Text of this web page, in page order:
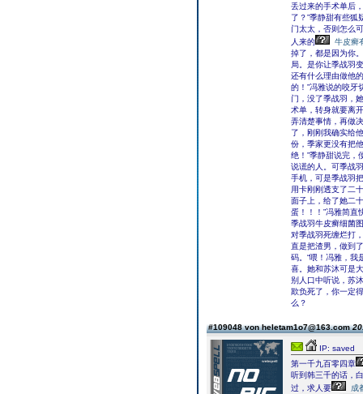
丢过来的手术单后
了？”季静甜有些
门太太，否则怎么
人来的
牛皮癣
掉了，都是因为你
局。是你让季战羽
还有什么理由做他
的！”冯雅说的咬牙
门，没了季战羽，
术单，转身就要离
弄清楚事情，再做
了，刚刚我确实给
份，季家更没有把
绝！”季静甜说完，
说谎的人。可季战
手机，可是季战羽
用卡刚刚透支了二
面子上，给了她二
蛋！！！”冯雅简直
季战羽牛皮癣细菌
对季战羽死缠烂打
直是把渣男，做到
码。“喂！冯雅，我
喜。她和苏沐可是
别人口中听说，苏
欺负死了，你一定
么？
#109048 von heletam1o7@163.com
IP: saved
第一千九百零四章
听到韩三千的话，
过，求人要
成